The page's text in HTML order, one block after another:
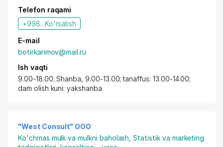
Telefon raqami
+998...Ko'rsatish
E-mail
botirkarimov@mail.ru
Ish vaqti
9.00-18.00; Shanba, 9.00-13.00; tanaffus: 13.00-14.00;
dam olish kuni: yakshanba
"West Consult" OOO
Ko'chmas mulk va mulkni baholash ,Statistik va marketing